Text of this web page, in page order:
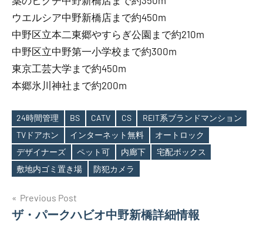
ウエルシア中野新橋店まで約450m
中野区立本二東郷やすらぎ公園まで約210m
中野区立中野第一小学校まで約300m
東京工芸大学まで約450m
本郷氷川神社まで約200m
Tags
24時間管理 BS CATV CS
REIT系ブランドマンション
TVドアホン
インターネット無料
オートロック
デザイナーズ
ペット可 内廊下
宅配ボックス
敷地内ゴミ置き場
防犯カメラ
投
稿
Previous Post
ザ・パークハビオ中野新橋詳細情報